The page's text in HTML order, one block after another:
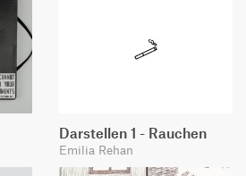
Darstellen 1 - Rauchen
Emilia Rehan